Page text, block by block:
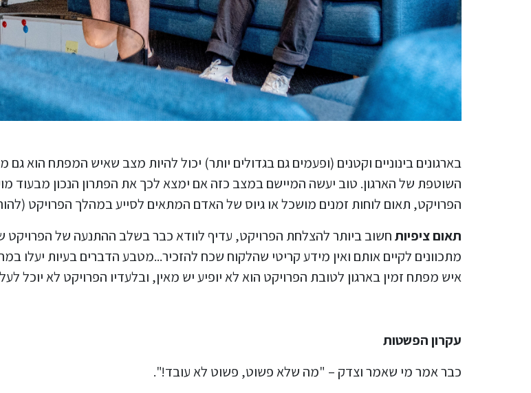
בארגונים בינוניים וקטנים (ופעמים גם בגדולים יותר) יכול להיות מצב שאיש המפתח הוא
השוטפת של הארגון. טוב יעשה המיישם במצב כזה אם ימצא לכך את הפתרון הנכון מבעוד
הפרויקט, תאום לוחות זמנים מושכל או גיוס של האדם המתאים לסייע במהלך הפרויקט
תאום ציפיותחשוב ביותר להצלחת הפרויקט, עדיף לוודא כבר בשלב ההתנעה של
מתכוונים לקיים אותם ואין מידע קריטי שהלקוח שכח להזכיר...מטבע הדברים בעיות יעלו
איש מפתח זמין בארגון לטובת הפרויקט הוא לא יופיע יש מאין, ובלעדיו הפרויקט לא יוכל
עקרון הפשטות
כבר אמר מי שאמר וצדק – "מה שלא פשוט, פשוט לא עובד!".